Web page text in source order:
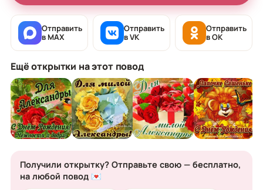
Отправить
в MAX
Отправить
в VK
Отправить
в OK
Ещё открытки на этот повод
Получили открытку? Отправьте свою — бесплатно,
на любой повод 💌